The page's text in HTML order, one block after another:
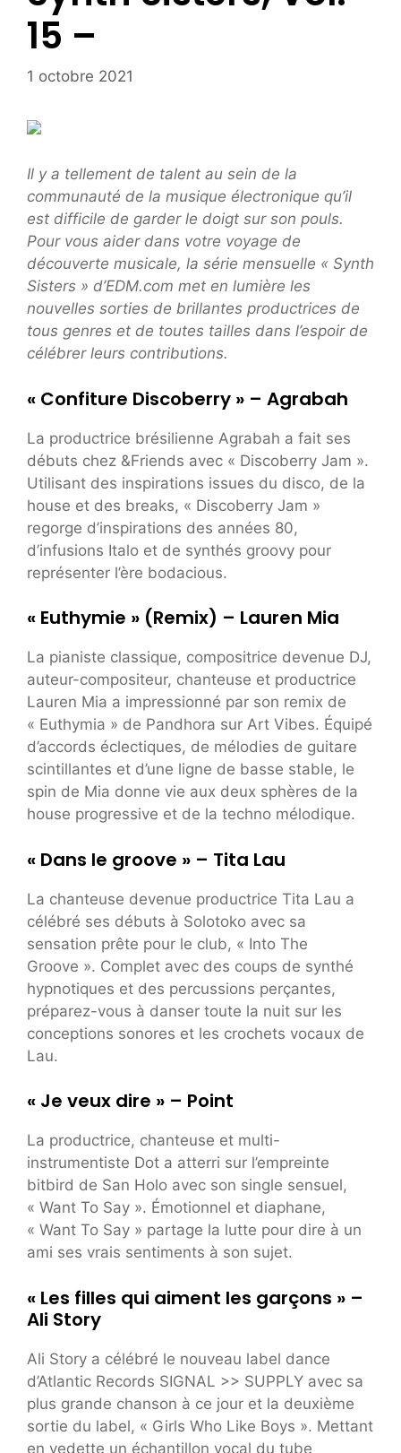
15 –
1 octobre 2021
Il y a tellement de talent au sein de la
communauté de la musique électronique qu’il
est difficile de garder le doigt sur son pouls.
Pour vous aider dans votre voyage de
découverte musicale, la série mensuelle « Synth
Sisters » d’EDM.com met en lumière les
nouvelles sorties de brillantes productrices de
tous genres et de toutes tailles dans l’espoir de
célébrer leurs contributions.
« Confiture Discoberry » – Agrabah
La productrice brésilienne Agrabah a fait ses
débuts chez &Friends avec « Discoberry Jam ».
Utilisant des inspirations issues du disco, de la
house et des breaks, « Discoberry Jam »
regorge d’inspirations des années 80,
d’infusions Italo et de synthés groovy pour
représenter l’ère bodacious.
« Euthymie » (Remix) – Lauren Mia
La pianiste classique, compositrice devenue DJ,
auteur-compositeur, chanteuse et productrice
Lauren Mia a impressionné par son remix de
« Euthymia » de Pandhora sur Art Vibes. Équipé
d’accords éclectiques, de mélodies de guitare
scintillantes et d’une ligne de basse stable, le
spin de Mia donne vie aux deux sphères de la
house progressive et de la techno mélodique.
« Dans le groove » – ​​Tita Lau
La chanteuse devenue productrice Tita Lau a
célébré ses débuts à Solotoko avec sa
sensation prête pour le club, « Into The
Groove ». Complet avec des coups de synthé
hypnotiques et des percussions perçantes,
préparez-vous à danser toute la nuit sur les
conceptions sonores et les crochets vocaux de
Lau.
« Je veux dire » – Point
La productrice, chanteuse et multi-
instrumentiste Dot a atterri sur l’empreinte
bitbird de San Holo avec son single sensuel,
« Want To Say ». Émotionnel et diaphane,
« Want To Say » partage la lutte pour dire à un
ami ses vrais sentiments à son sujet.
« Les filles qui aiment les garçons » –
Ali Story
Ali Story a célébré le nouveau label dance
d’Atlantic Records SIGNAL >> SUPPLY avec sa
plus grande chanson à ce jour et la deuxième
sortie du label, « Girls Who Like Boys ». Mettant
en vedette un échantillon vocal du tube